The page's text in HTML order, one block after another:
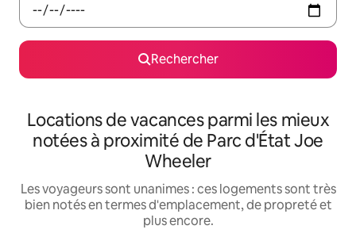
Rechercher
Locations de vacances parmi les mieux
notées à proximité de Parc d'État Joe
Wheeler
Les voyageurs sont unanimes : ces logements sont très
bien notés en termes d'emplacement, de propreté et
plus encore.